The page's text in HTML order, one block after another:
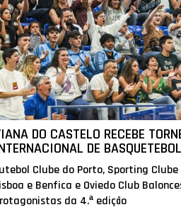
DO CASTELO RECEBE
DE BASQUETEBOL
Clube do Porto, Sporting
e Benfica e Oviedo Club
da 4.ª edição